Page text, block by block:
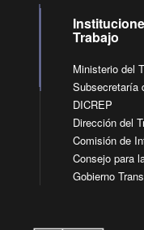
Trabajo
Ministerio del
Subsecretaría
DICREP
Dirección del
Comisión de
Consejo para
Gobierno